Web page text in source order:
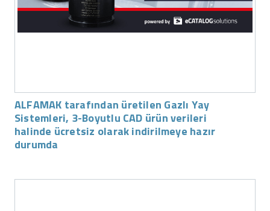
ALFAMAK tarafından üretilen Gazlı Yay
Sistemleri, 3-Boyutlu CAD ürün verileri
halinde ücretsiz olarak indirilmeye hazır
durumda